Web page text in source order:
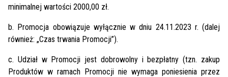
minimalnej wartości 2000,00 zł.
b. Promocja obowiązuje wyłącznie w dniu 24.11.2023 r. (dalej
również: „Czas trwania Promocji”).
c. Udział w Promocji jest dobrowolny i bezpłatny (tzn. zakup
Produktów w ramach Promocji nie wymaga poniesienia przez